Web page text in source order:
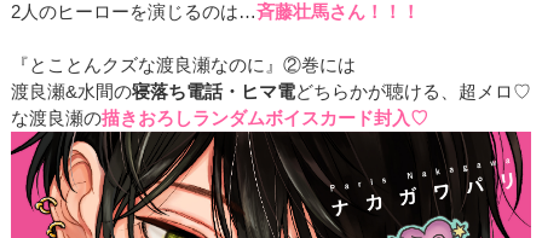
2人のヒーローを演じるのは…斉藤壮馬さん！！！
『とことんクズな渡良瀬なのに』②巻には
渡良瀬&水間の寝落ち電話・ヒマ電どちらかが聴ける、超メロ♡
な渡良瀬の描きおろしランダムボイスカード封入♡